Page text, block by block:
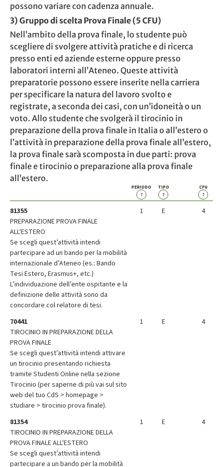
possono variare con cadenza annuale.
3) Gruppo di scelta Prova Finale (5 CFU)
Nell’ambito della prova finale, lo studente può
scegliere di svolgere attività pratiche e di ricerca
presso enti ed aziende esterne oppure presso
laboratori interni all’Ateneo. Queste attività
preparatorie possono essere inserite nella carriera
per specificare la natura del lavoro svolto e
registrate, a seconda dei casi, con un’idoneità o un
voto. Allo studente che svolgerà il tirocinio in
preparazione della prova finale in Italia o all’estero o
l’attività in preparazione della prova finale all’estero,
la prova finale sarà scomposta in due parti: prova
finale e tirocinio o preparazione alla prova finale
all’estero.
PERIODO
?
TIPO
?
CFU
?
81355
PREPARAZIONE PROVA FINALE
ALL'ESTERO
Se scegli quest’attività intendi
partecipare ad un bando per la mobilità
internazionale d’Ateneo (es.: Bando
Tesi Estero, Erasmus+, etc.)
L’individuazione dell’ente ospitante e la
definizione delle attività sono da
concordare col relatore di tesi.
1 E 4
70441
TIROCINIO IN PREPARAZIONE DELLA
PROVA FINALE
Se scegli quest’attività intendi attivare
un tirocinio presentando richiesta
tramite Studenti Online nella sezione
Tirocinio (per saperne di più vai sul sito
web del tuo CdS > homepage >
studiare > tirocinio prova finale).
1 E 4
81354
TIROCINIO IN PREPARAZIONE DELLA
PROVA FINALE ALL'ESTERO
Se scegli quest’attività intendi
partecipare a un bando per la mobilità
1 E 4